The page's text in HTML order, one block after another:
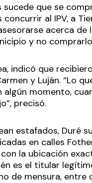
sucede que se
al IPV, a
acerca
y no
indicó que
y Luján. “Lo
algún momento,
precisó.
estafados, Duré
en calles
con la ubicación
es el titular
de mensura, entre